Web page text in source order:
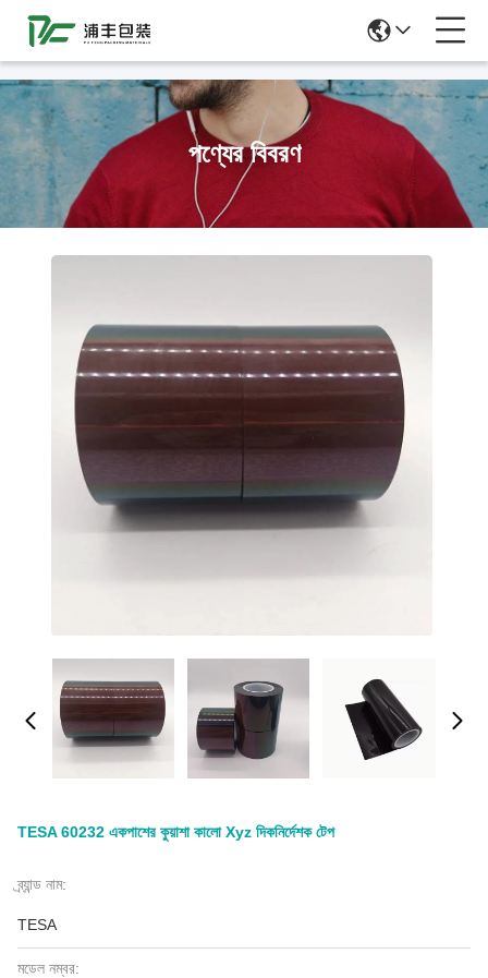
পণ্যের বিবরণ
TESA 60232 একপাশের কুয়াশা কালো Xyz দিকনির্দেশক টেপ
ব্র্যান্ড নাম:
TESA
মডেল নম্বর: